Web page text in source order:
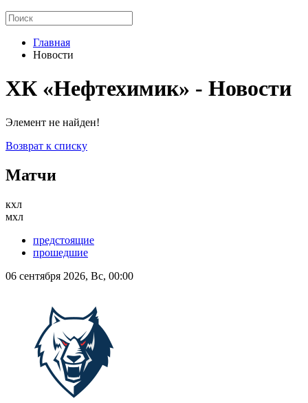
Главная
Новости
ХК «Нефтехимик» - Новости
Элемент не найден!
Возврат к списку
Матчи
кхл
мхл
предстоящие
прошедшие
06 сентября 2026, Вс, 00:00